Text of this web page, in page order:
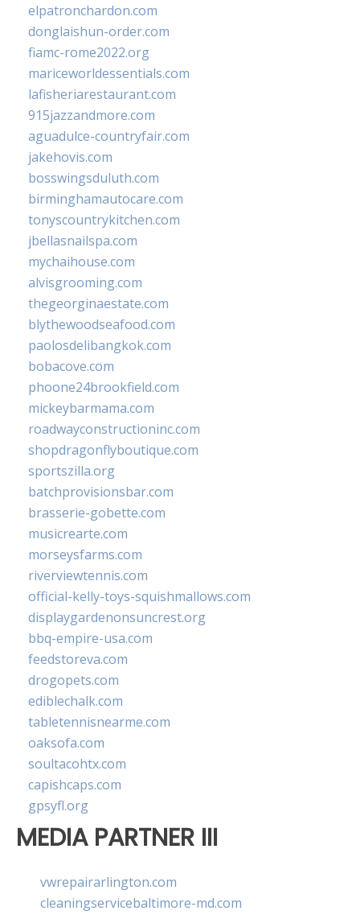
elpatronchardon.com
donglaishun-order.com
fiamc-rome2022.org
mariceworldessentials.com
lafisheriarestaurant.com
915jazzandmore.com
aguadulce-countryfair.com
jakehovis.com
bosswingsduluth.com
birminghamautocare.com
tonyscountrykitchen.com
jbellasnailspa.com
mychaihouse.com
alvisgrooming.com
thegeorginaestate.com
blythewoodseafood.com
paolosdelibangkok.com
bobacove.com
phoone24brookfield.com
mickeybarmama.com
roadwayconstructioninc.com
shopdragonflyboutique.com
sportszilla.org
batchprovisionsbar.com
brasserie-gobette.com
musicrearte.com
morseysfarms.com
riverviewtennis.com
official-kelly-toys-squishmallows.com
displaygardenonsuncrest.org
bbq-empire-usa.com
feedstoreva.com
drogopets.com
ediblechalk.com
tabletennisnearme.com
oaksofa.com
soultacohtx.com
capishcaps.com
gpsyfl.org
MEDIA PARTNER III
vwrepairarlington.com
cleaningservicebaltimore-md.com